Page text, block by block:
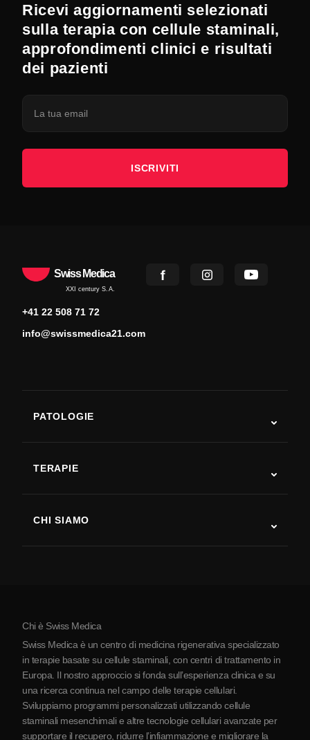
Ricevi aggiornamenti selezionati
sulla terapia con cellule staminali,
approfondimenti clinici e risultati
dei pazienti
ISCRIVITI
Swiss Medica
XXI century S.A.
+41 22 508 71 72
info@swissmedica21.com
PATOLOGIE
Malattia di Parkinson
Artrite
TERAPIE
CHI SIAMO
La Serbia
Partnership
Chi è Swiss Medica
Swiss Medica è un centro di medicina rigenerativa specializzato
in terapie basate su cellule staminali, con centri di trattamento in
Europa. Il nostro approccio si fonda sull’esperienza clinica e su
una ricerca continua nel campo delle terapie cellulari.
Sviluppiamo programmi personalizzati utilizzando cellule
staminali mesenchimali e altre tecnologie cellulari avanzate per
supportare il recupero, ridurre l’infiammazione e migliorare la